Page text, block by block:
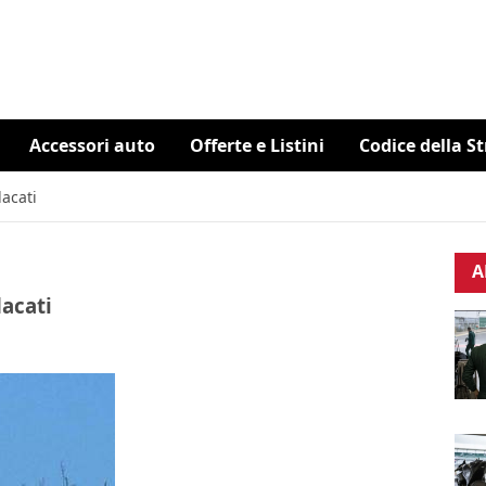
Accessori auto Offerte e Listini Codice della